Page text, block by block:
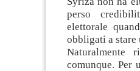
perso
elettorale
obbligati a stare
Naturalmente
comunque. Per